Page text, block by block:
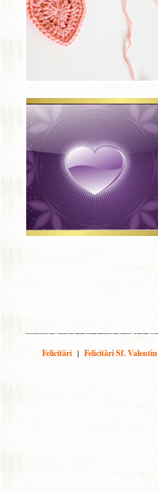
Felicitări | Felicitări Sf. Valentin